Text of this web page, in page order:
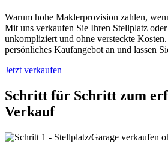
Warum hohe Maklerprovision zahlen,
Mit uns verkaufen Sie Ihren Stellplatz
unkompliziert und ohne versteckte
persönliches Kaufangebot an und lassen
Jetzt verkaufen
Schritt für Schritt zum
Verkauf